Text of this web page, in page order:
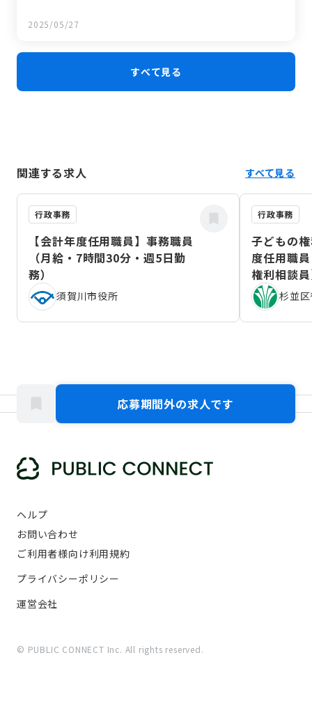
2025/05/27
すべて見る
関連する求人 すべて見る
行政事務
【会計年度任用職員】事務職員
（月給・7時間30分・週5日勤
務）
須賀川市役所
行政事務
子どもの
度任用職
権利相談
（2026年
杉並
応募期間外の求人です
ヘルプ
お問い合わせ
ご利用者様向け利用規約
プライバシーポリシー
運営会社
© PUBLIC CONNECT Inc. All rights reserved.